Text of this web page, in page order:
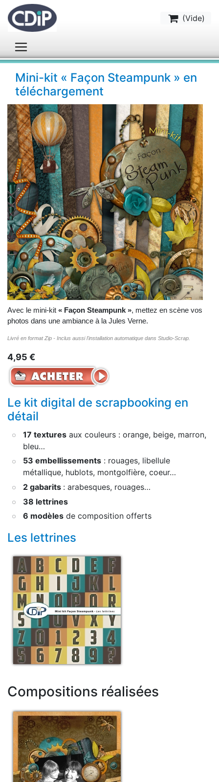
(Vide)
Mini-kit « Façon Steampunk » en
téléchargement
Avec le mini-kit « Façon Steampunk », mettez en scène vos
photos dans une ambiance à la Jules Verne.
Livré en format Zip - Inclus aussi l'installation automatique dans Studio-Scrap.
4,95 €
Le kit digital de scrapbooking en
détail
17 textures aux couleurs : orange, beige, marron,
bleu…
53 embellissements : rouages, libellule
métallique, hublots, montgolfière, coeur…
2 gabarits : arabesques, rouages…
38 lettrines
6 modèles de composition offerts
Les lettrines
Compositions réalisées